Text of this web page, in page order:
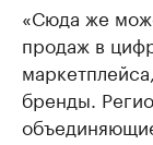
«Сюда же
продаж в
бренды.